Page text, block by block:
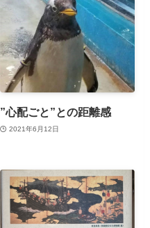
”心配ごと”との距離感
2021年6月12日